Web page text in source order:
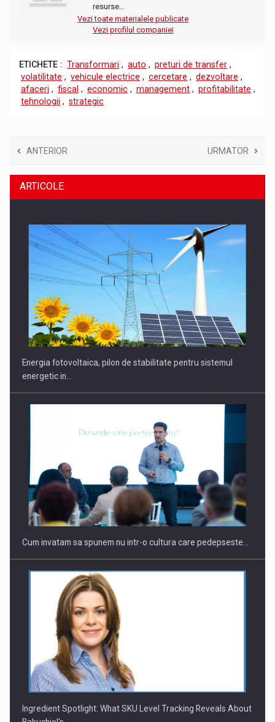
resurse…
Vezi toate materialele publicate
Vezi profilul companiei
ETICHETE : Transformari , auto , preturi de transfer ,
volatilitate , vehicule electrice , cercetare , dezvoltare ,
afaceri , fiscal , economic , management , profitabilitate ,
tehnologii , strategic
ANTERIOR URMATOR
ARTICOLE
Energia fotovoltaica, pilon de stabilitate pentru sistemul
energetic in…
Cum invatam sa spunem nu intr-o cultura care pedepseste…
Ingredient Spotlight: What SKU Level Tracking Reveals About